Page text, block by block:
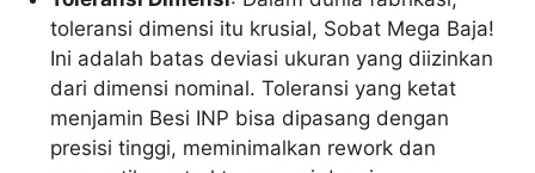
toleransi dimensi itu krusial, Sobat Mega Baja!
Ini adalah batas deviasi ukuran yang diizinkan
dari dimensi nominal. Toleransi yang ketat
menjamin Besi INP bisa dipasang dengan
presisi tinggi, meminimalkan rework dan